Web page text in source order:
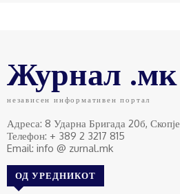
Журнал .мк
независен информативен портал
Адреса: 8 Ударна Бригада 20б, Скопје
Телефон: + 389 2 3217 815
Email: info @ zurnal.mk
ОД УРЕДНИКОТ